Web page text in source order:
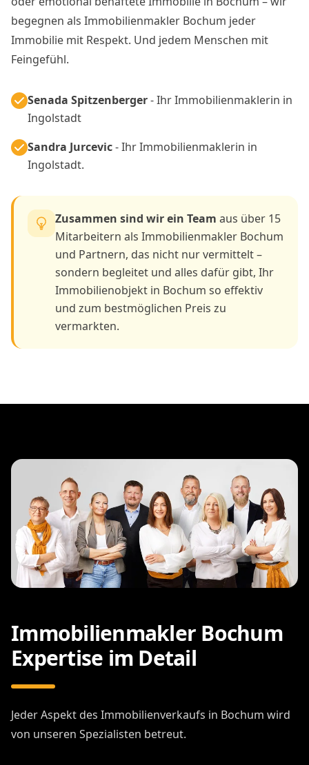
begegnen als Immobilienmakler Bochum jeder
Immobilie mit Respekt. Und jedem Menschen mit
Feingefühl.
Senada Spitzenberger- Ihr Immobilienmaklerin in
Ingolstadt
Sandra Jurcevic- Ihr Immobilienmaklerin in
Ingolstadt.
Zusammen sind wir ein Team aus über 15
Mitarbeitern als Immobilienmakler Bochum
und Partnern, das nicht nur vermittelt –
sondern begleitet und alles dafür gibt, Ihr
Immobilienobjekt in Bochum so effektiv
und zum bestmöglichen Preis zu
vermarkten.
Immobilienmakler Bochum
Expertise im Detail
Jeder Aspekt des Immobilienverkaufs in Bochum wird
von unseren Spezialisten betreut.